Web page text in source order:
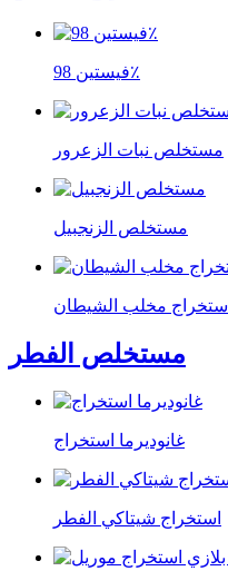
فيستين 98٪
مستخلص نبات الزعرور
مستخلص الزنجبيل
استخراج مخلب الشيطان
مستخلص الفطر
غانوديرما استخراج
استخراج شيتاكي الفطر